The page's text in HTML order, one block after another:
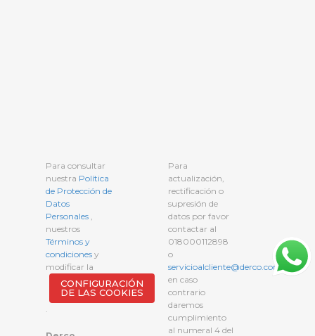
Para consultar
nuestra Política
de Protección de
Datos
Personales ,
nuestros
Términos y
condiciones y
modificar la
CONFIGURACIÓN
DE LAS COOKIES
.
Para
actualización,
rectificación o
supresión de
datos por favor
contactar al
018000112898
o
servicioalcliente@derco.com.co,
en caso
contrario
daremos
cumplimiento
al numeral 4 del